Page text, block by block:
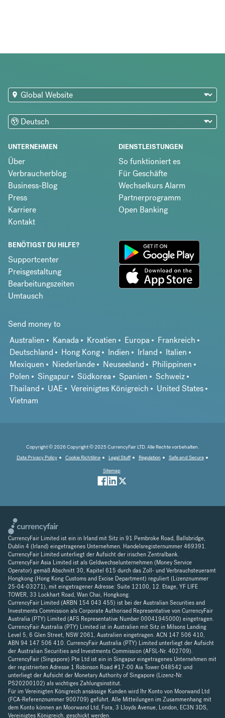
UNTERNEHMEN
Über
Verbraucherblog
Business-Blog
Press
Karriere
Kontakt
DIENSTLEISTUNGEN
So funktioniert es
Für Geschäfte
Wechselkurs Alarm
Partnerprogramm
Open Banking
BENÖTIGST DU HILFE?
Supportcenter
Preisgestaltung
Bearbeitungszeiten
Umtausch
Send money to
Australien
Kanada Kroatien Europa
Frankreich
Deutschland
Hong Kong Indien Irland
Italien
Mexiquen
Niederlande Neuseeland
Philippinen
Polen
Singapur Südkorea Spanien
Schweiz
Thailand
UAE Vereinigtes Königreich
United States
Vietnam
Copyright © 2026 Copyright © 2025 CurrencyFair LTD. Alle Rechte vorbehalten.
Data Privacy Policy
Cookie Richtiline Legal Stuff Regulation
Safe and Secure
Sitemap
CurrencyFair Limited ist ein in Irland mit Sitz in 91 Pembroke Road, Ballsbridge,
Dublin 4 (Irland) eingetragenes Unternehmen. Handelsregisternummer 469391.
CurrencyFair Limited unterliegt der Aufsicht der irischen Zentralbank.
CurrencyFair Asia Limited ist als Geldwechselunternehmen (Money Service
Operator) gemäß Abschnitt 30, Kapitel 615 durch das Zoll- und Verbrauchsteueramt
Hongkong (Hong Kong Customs and Excise Department) reguliert (Lizenznummer
25-04-03271), mit eingetragener Adresse: Suite 12100, 12. Etage, YF LIFE
TOWER, 33 Lockhart Road, Wan Chai, Hongkong.
CurrencyFair Limited (ARBN 154 043 455) ist bei der Australian Securities and
Investments Commission als Corporate Authorised Representative von CurrencyFair
Australia (PTY) Limited (AFS Representative Number 00041945000) eingetragen.
CurrencyFair Australia (PTY) Limited ist in Australien mit Sitz in Milsons Landing
Level 5, 6 Glen Street, NSW 2061, Australien eingetragen. ACN 147 506 410,
ABN 94 147 506 410. CurrencyFair Australia (PTY) Limited unterliegt der Aufsicht
der Australian Securities and Investments Commission (AFSL-Nr. 402709).
CurrencyFair (Singapore) Pte Ltd ist ein in Singapur eingetragenes Unternehmen mit
der registrierten Adresse 1 Robinson Road #17-00 Aia Tower 048542 und
unterliegt der Aufsicht der Monetary Authority of Singapore (Lizenz-Nr.
PS20200102) als wichtiges Zahlungsinstitut.
Für im Vereinigten Königreich ansässige Kunden wird Ihr Konto von Moorwand Ltd
(FCA-Referenznummer 900709) geführt. Alle Mitteilungen im Zusammenhang mit
dem Konto können an Moorwand Ltd, Fora, 3 Lloyds Avenue, London, EC3N 3DS,
Vereinigtes Königreich, geschickt werden.